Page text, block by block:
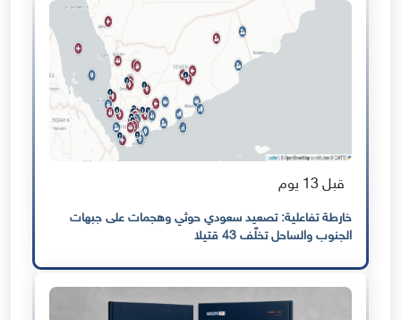
قبل 13 يوم
خارطة تفاعلية: تصعيد سعودي حوثي وهجمات على جبهات
الجنوب والساحل تخلّف 43 قتيلا